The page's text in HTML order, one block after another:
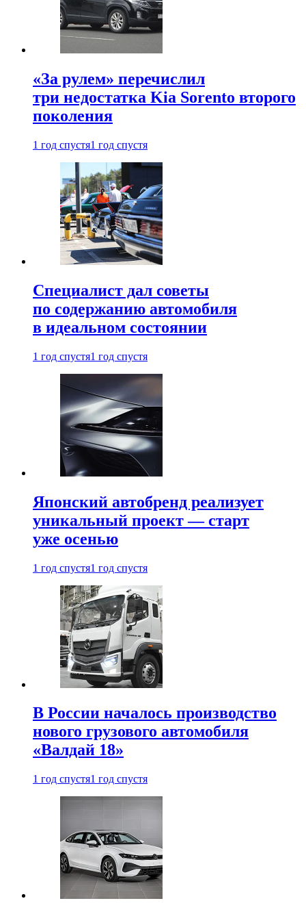
«За рулем» перечислил
три недостатка Kia Sorento второго
поколения
1 год спустя1 год спустя
Специалист дал советы
по содержанию автомобиля
в идеальном состоянии
1 год спустя1 год спустя
Японский автобренд реализует
уникальный проект — старт
уже осенью
1 год спустя1 год спустя
В России началось производство
нового грузового автомобиля
«Валдай 18»
1 год спустя1 год спустя